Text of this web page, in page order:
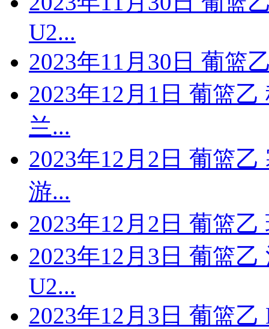
U2...
2023年11月30日 葡篮
2023年12月1日 葡篮
兰...
2023年12月2日 葡篮
游...
2023年12月2日 葡篮
2023年12月3日 葡篮
U2...
2023年12月3日 葡篮